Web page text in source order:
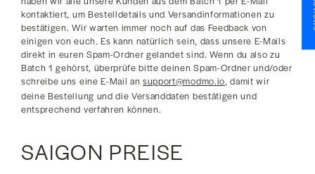
kontaktiert, um Bestelldetails und Versandinformationen zu
bestätigen. Wir warten immer noch auf das Feedback von
einigen von euch. Es kann natürlich sein, dass unsere E-Mails
direkt in euren Spam-Ordner gelandet sind. Wenn du also zu
Batch 1 gehörst, überprüfe bitte deinen Spam-Ordner und/oder
schreibe uns eine E-Mail ansupport@modmo.io, damit wir
deine Bestellung und die Versanddaten bestätigen und
entsprechend verfahren können.
SAIGON PREISE